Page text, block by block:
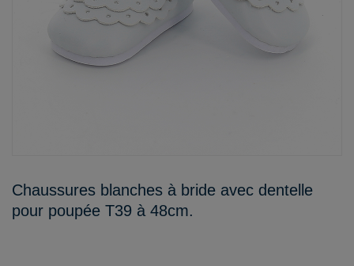
Chaussures blanches à bride avec dentelle
pour poupée T39 à 48cm.